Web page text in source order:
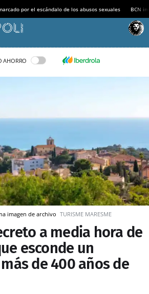
por el escándalo de los abusos sexuales BCN
AHORRO
imagen de archivo TURISME MARESME
a media hora de
esconde un
de 400 años de